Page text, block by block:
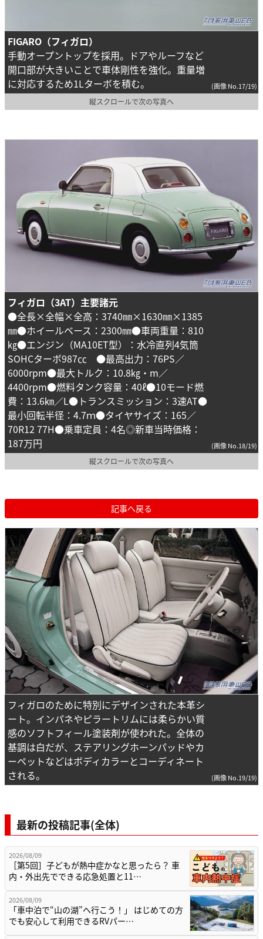
FIGARO（フィガロ）
手動オープントップを採用。ドアやルーフなど
開口部が大きいことで車体剛性を強化。重量増
に対応するため1Lターボを積む。
(画像 No.17/19)
縦スクロールで次の写真へ
フィガロ（3AT）主要諸元
●全長×全幅×全高：3740㎜×1630㎜×1385
㎜●ホイールベース：2300㎜●車両重量：810
㎏●エンジン（MA10ET型）：水冷直列4気筒
SOHCターボ987㏄ ●最高出力：76PS／
6000rpm●最大トルク：10.8㎏・m／
4400rpm●燃料タンク容量：40ℓ●10モード燃
費：13.6㎞／L●トランスミッション：3速AT●
最小回転半径：4.7ｍ●タイヤサイズ：165／
70R12 77H●乗車定員：4名◎新車当時価格：
187万円
(画像 No.18/19)
縦スクロールで次の写真へ
記事へ戻る
フィガロのために特別にデザインされた本革シ
ート。インパネやピラートリムには柔らかい質
感のソフトフィール塗装剤が使われた。全体の
基調は白だが、ステアリングホーンパッドやカ
ーペットなどはボディカラーとコーディネート
される。
(画像 No.19/19)
最新の投稿記事(全体)
2026/08/09
［第5回］子どもが熱中症かなと思ったら？ 車
内・外出先でできる応急処置と11…
2026/08/09
「車中泊で“山の湖”へ行こう！」 はじめての方
でも安心して利用できるRVパー…